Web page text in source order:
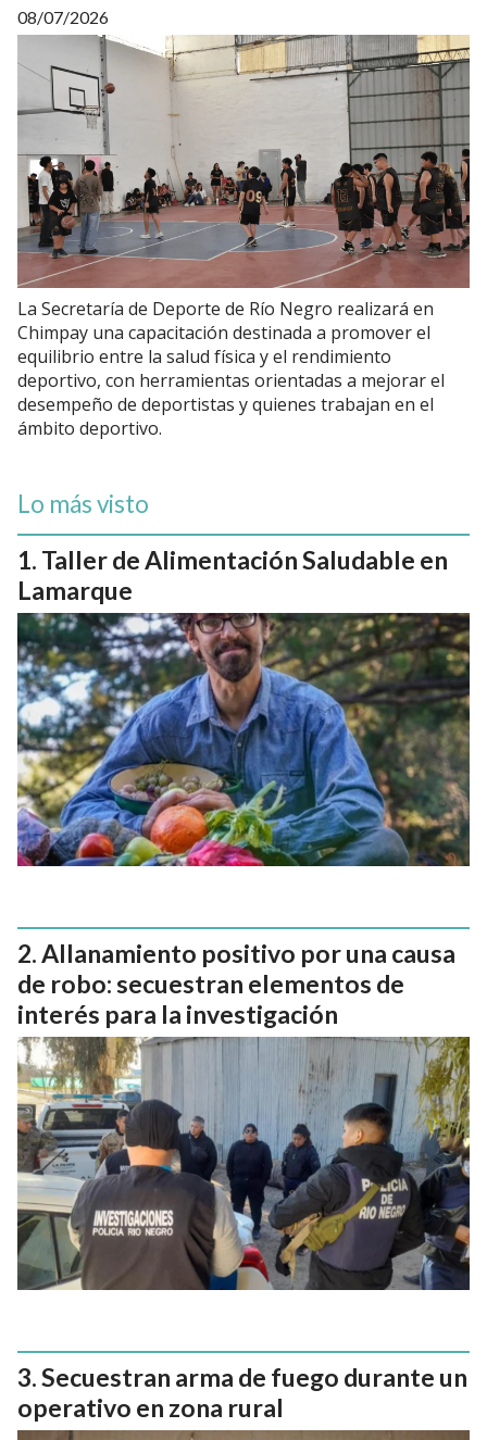
08/07/2026
La Secretaría de Deporte de Río Negro realizará en
Chimpay una capacitación destinada a promover el
equilibrio entre la salud física y el rendimiento
deportivo, con herramientas orientadas a mejorar el
desempeño de deportistas y quienes trabajan en el
ámbito deportivo.
Lo más visto
Taller de Alimentación Saludable en
Lamarque
Allanamiento positivo por una causa
de robo: secuestran elementos de
interés para la investigación
Secuestran arma de fuego durante un
operativo en zona rural